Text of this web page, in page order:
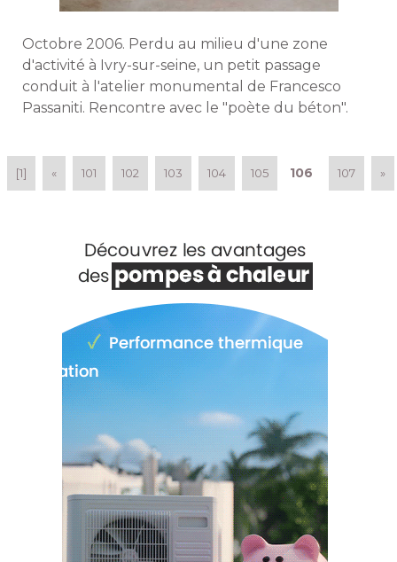
Octobre 2006. Perdu au milieu d'une zone
d'activité à Ivry-sur-seine, un petit passage
conduit à l'atelier monumental de Francesco
Passaniti. Rencontre avec le "poète du béton".
[1] « 101 102 103 104 105 106 107 »